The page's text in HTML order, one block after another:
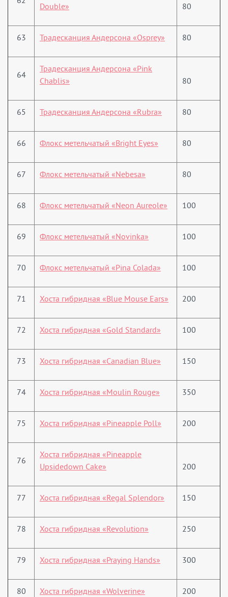
Double» 80
63 Традесканция Андерсона «Osprey» 80
64
Традесканция Андерсона «Pink
Chablis»
80
65 Традесканция Андерсона «Rubra» 80
66 Флокс метельчатый «Bright Eyes» 80
67 Флокс метельчатый «Nebesa» 80
68 Флокс метельчатый «Neon Aureole» 100
69 Флокс метельчатый «Novinka» 100
70 Флокс метельчатый «Pina Colada» 100
71 Хоста гибридная «Blue Mouse Ears» 200
72 Хоста гибридная «Gold Standard» 100
73 Хоста гибридная «Canadian Blue» 150
74 Хоста гибридная «Moulin Rouge» 350
75 Хоста гибридная «Pineapple Poll» 200
76
Хоста гибридная «Pineapple
Upsidedown Cake»
200
77 Хоста гибридная «Regal Splendor» 150
78 Хоста гибридная «Revolution» 250
79 Хоста гибридная «Praying Hands» 300
80 Хоста гибридная «Wolverine» 200